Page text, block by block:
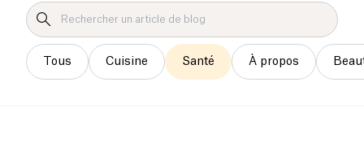
Tous Cuisine Santé À propos